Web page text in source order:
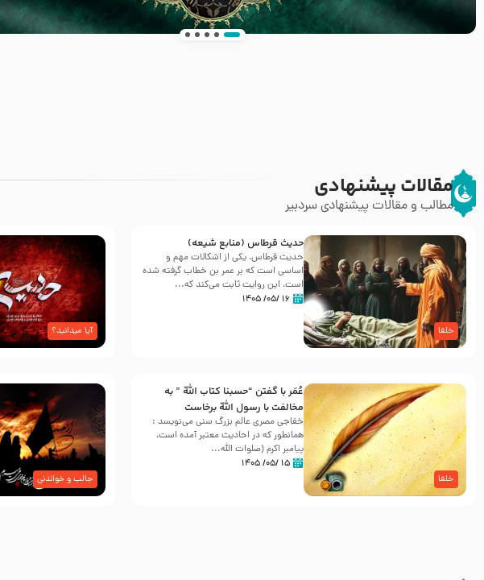
مقالات پیشنهادی
مطالب و مقالات پیشنهادی سردبیر
خلفا
حدیث قرطاس (منابع شیعه)
حدیث قرطاس، یکی از اشکالات مهم و
اساسی است که بر عمر بن خطاب گرفته شده
است، این روایت ثابت می‌کند که...
۱۶ /۰۵/ ۱۴۰۵
آیا میدانید؟
خلفا
عُمَر با گفتن “حسبنا كتاب اللّه ” به
مخالفت با رسول اللّه برخاست
خفاجی مصری عالم بزرگ سنی می‌نویسد :
همانطور که در احادیث معتبر آمده است،
پیامبر اکرم (صلوات اللّه...
۱۵ /۰۵/ ۱۴۰۵
جالب و خواندنی